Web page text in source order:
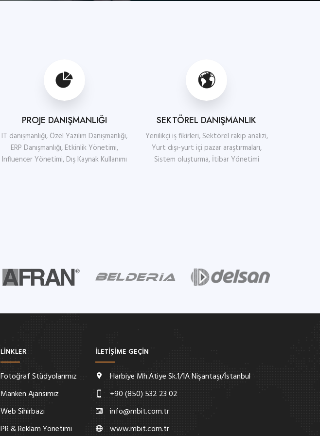
PROJE DANIŞMANLIĞI
IT danışmanlığı, Özel Yazılım Danışmanlığı,
ERP Danışmanlığı, Etkinlik Yönetimi,
Influencer Yönetimi, Dış Kaynak Kullanımı
SEKTÖREL DANIŞMANLIK
Yenilikçi iş fikirleri, Sektörel rakip analizi,
Yurt dışı-yurt içi pazar araştırmaları,
Sistem oluşturma, İtibar Yönetimi
LİNKLER
Fotoğraf Stüdyolarımız
Manken Ajansımız
Web Sihirbazı
PR & Reklam Yönetimi
İLETİŞİME GEÇİN
Harbiye Mh.Atiye Sk.1/1A Nişantaşı/İstanbul
+90 (850) 532 23 02
info@mbit.com.tr
www.mbit.com.tr